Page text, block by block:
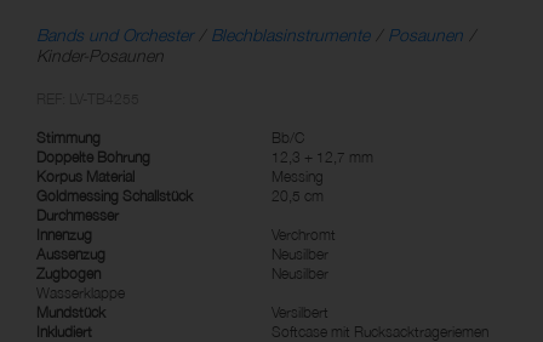
Bands und Orchester Blechblasinstrumente
Posaunen
Kinder-Posaunen
Stimmung
Bb/C
Doppelte Bohrung
12,3 + 12,7 mm
Korpus Material
Messing
Goldmessing Schallstück
Durchmesser
20,5 cm
Innenzug
Verchromt
Aussenzug
Neusilber
Zugbogen
Neusilber
Wasserklappe
Mundstück
Versilbert
Inkludiert
Softcase mit Rucksacktrageriemen